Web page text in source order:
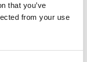
that you’ve
from your use